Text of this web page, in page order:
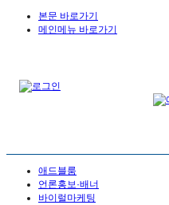
본문 바로가기
메인메뉴 바로가기
애드블룸
언론홍보·배너
바이럴마케팅